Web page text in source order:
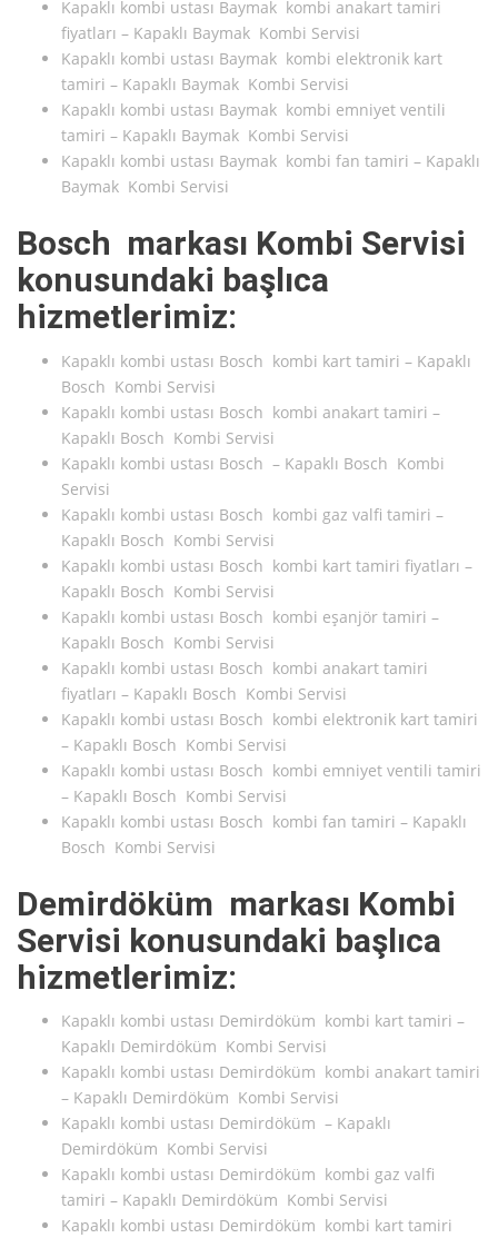
Kapaklı kombi ustası Baymak kombi anakart tamiri
fiyatları – Kapaklı Baymak Kombi Servisi
Kapaklı kombi ustası Baymak kombi elektronik kart
tamiri – Kapaklı Baymak Kombi Servisi
Kapaklı kombi ustası Baymak kombi emniyet ventili
tamiri – Kapaklı Baymak Kombi Servisi
Kapaklı kombi ustası Baymak kombi fan tamiri – Kapaklı
Baymak Kombi Servisi
Bosch markası Kombi Servisi
konusundaki başlıca
hizmetlerimiz:
Kapaklı kombi ustası Bosch kombi kart tamiri – Kapaklı
Bosch Kombi Servisi
Kapaklı kombi ustası Bosch kombi anakart tamiri –
Kapaklı Bosch Kombi Servisi
Kapaklı kombi ustası Bosch – Kapaklı Bosch Kombi
Servisi
Kapaklı kombi ustası Bosch kombi gaz valfi tamiri –
Kapaklı Bosch Kombi Servisi
Kapaklı kombi ustası Bosch kombi kart tamiri fiyatları –
Kapaklı Bosch Kombi Servisi
Kapaklı kombi ustası Bosch kombi eşanjör tamiri –
Kapaklı Bosch Kombi Servisi
Kapaklı kombi ustası Bosch kombi anakart tamiri
fiyatları – Kapaklı Bosch Kombi Servisi
Kapaklı kombi ustası Bosch kombi elektronik kart tamiri
– Kapaklı Bosch Kombi Servisi
Kapaklı kombi ustası Bosch kombi emniyet ventili tamiri
– Kapaklı Bosch Kombi Servisi
Kapaklı kombi ustası Bosch kombi fan tamiri – Kapaklı
Bosch Kombi Servisi
Demirdöküm markası Kombi
Servisi konusundaki başlıca
hizmetlerimiz:
Kapaklı kombi ustası Demirdöküm kombi kart tamiri –
Kapaklı Demirdöküm Kombi Servisi
Kapaklı kombi ustası Demirdöküm kombi anakart tamiri
– Kapaklı Demirdöküm Kombi Servisi
Kapaklı kombi ustası Demirdöküm – Kapaklı
Demirdöküm Kombi Servisi
Kapaklı kombi ustası Demirdöküm kombi gaz valfi
tamiri – Kapaklı Demirdöküm Kombi Servisi
Kapaklı kombi ustası Demirdöküm kombi kart tamiri